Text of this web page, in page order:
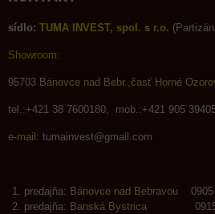
sídlo: TUMA INVEST, spol. s r.o.
Showroom:
95703 Bánovce nad Bebr.,časť Horné
tel.:+421 38 7600180, mob.:+421 905
e-mail: tumainvest@gmail.com
predajňa: Bánovce nad Bebravou 0905
predajňa: Banská Bystrica 0915